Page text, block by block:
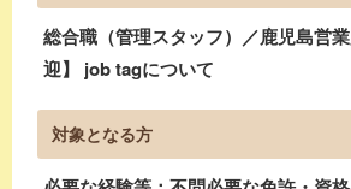
総合職（管理スタッフ）／鹿児島営
迎】 job tagについて
対象となる方